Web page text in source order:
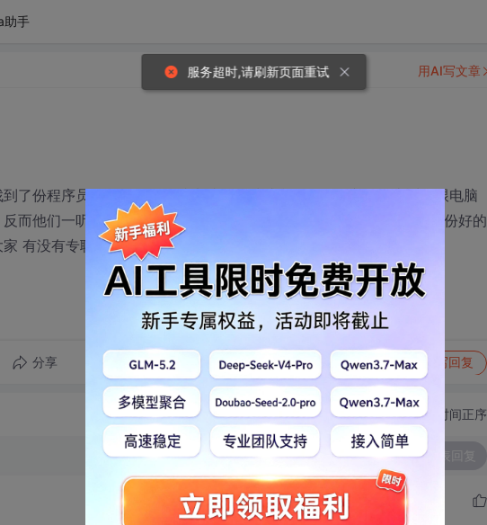
助手
了份程序员的工作。但是越来越有一种感觉，自己的兴趣不太适合跟电脑
而他们一听就睡着的软件工程 很喜欢听，而且最近工作中注意到 一份好的
有没有专职做需求的职业，叫什么，需要具备哪些知识呢？
分享 转发到动态 举报 写回复
用AI写文章
切换为时间正序
发表回复
服务超时,请刷新页面重试